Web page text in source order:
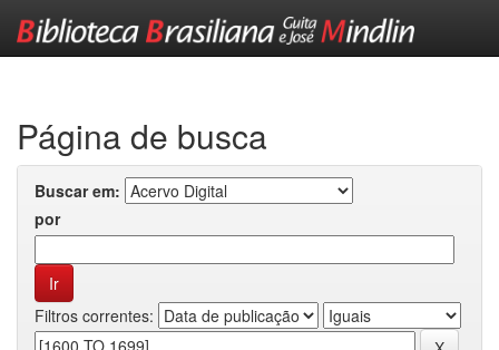
Página de busca
Buscar em:
por
Filtros correntes: